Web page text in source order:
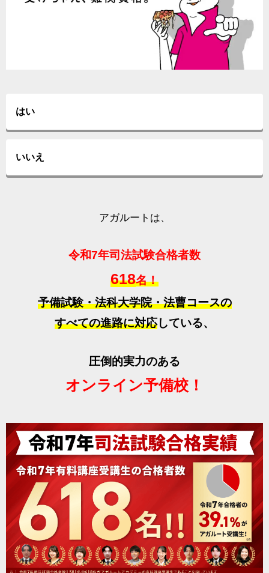
はい
いいえ
アガルートは、
令和7年司法試験合格者数
618名！
予備試験・法科大学院・法曹コースの
すべての進路に対応している、
圧倒的実力のある
オンライン予備校！